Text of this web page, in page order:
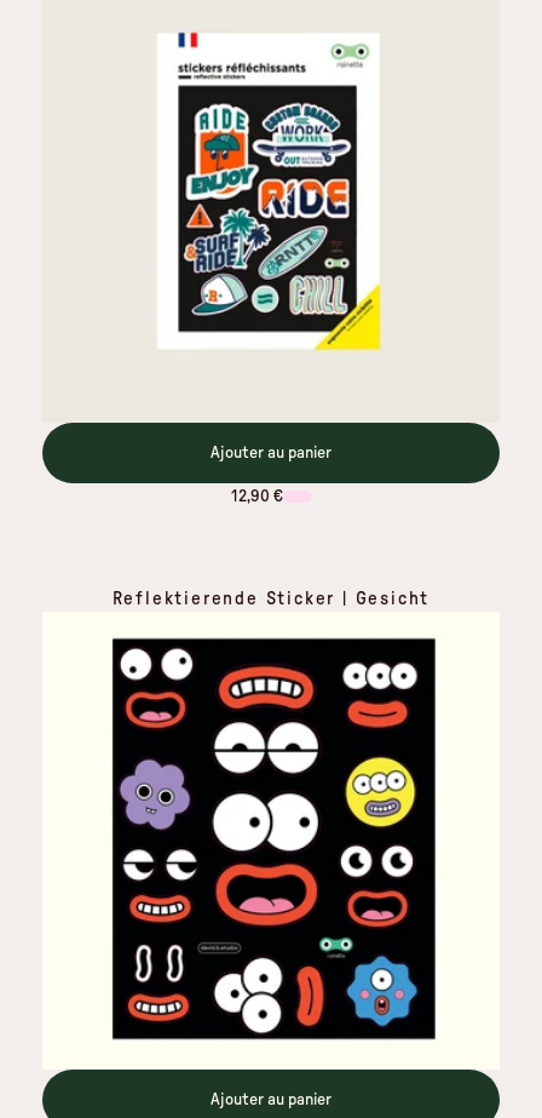
Ajouter au panier
12,90 €
Reflektierende Sticker | Gesicht
Ajouter au panier